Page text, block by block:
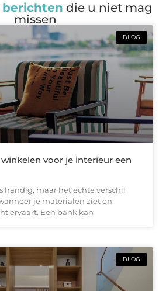
berichten die u niet mag
missen
BLOG
voor je interieur een
handig, maar het echte verschil
je materialen ziet en
ervaart. Een bank kan
BLOG